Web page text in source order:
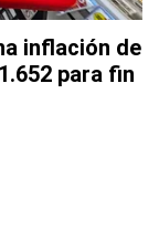
inflación de
para fin